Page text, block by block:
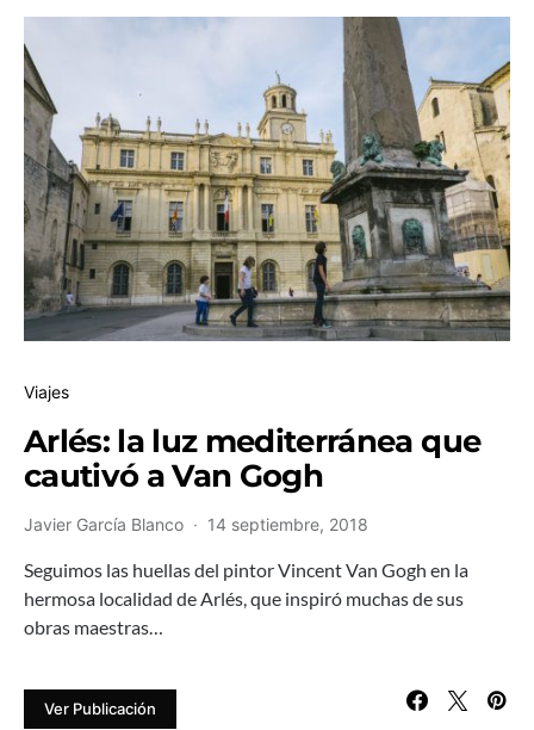
Viajes
Arlés: la luz mediterránea que
cautivó a Van Gogh
Javier García Blanco 14 septiembre, 2018
Seguimos las huellas del pintor Vincent Van Gogh en la
hermosa localidad de Arlés, que inspiró muchas de sus
obras maestras…
Ver Publicación